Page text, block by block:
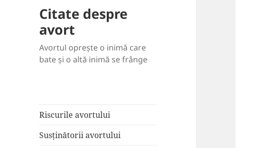
Citate despre
avort
Avortul oprește o inimă care
bate și o altă inimă se frânge
Riscurile avortului
Susținătorii avortului